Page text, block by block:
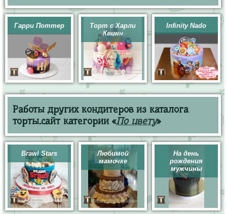
Гарри Поттер
Торт с Харли
Квинн
Infinity Nado
Работы других кондитеров из каталога
торты.сайт категории «По цвету»
Brawl Stars
Любимой
мамочке
На день
рождения
мужчины